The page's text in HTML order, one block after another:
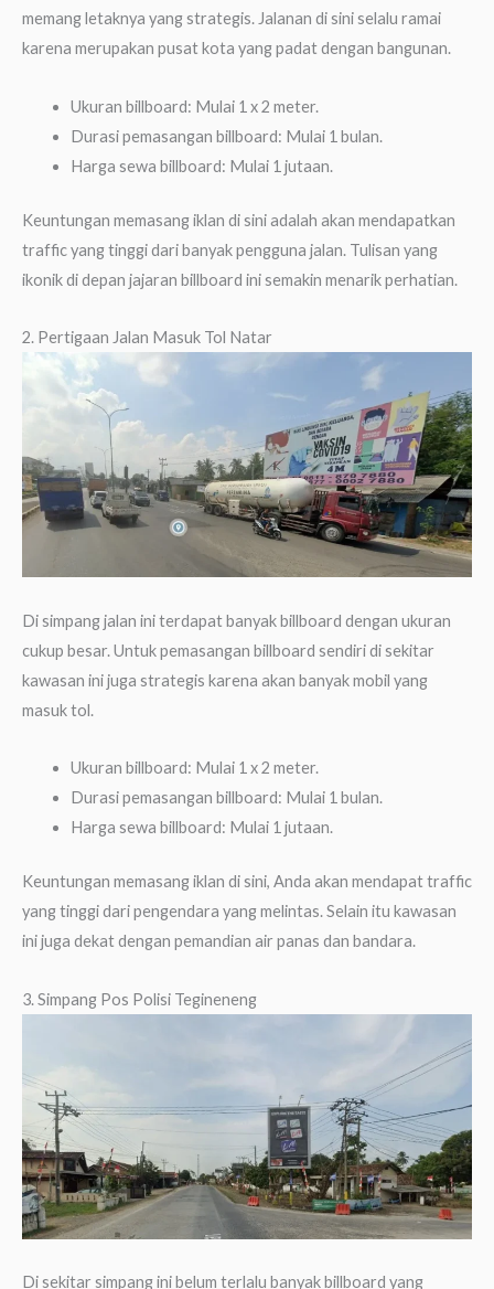
memang letaknya yang strategis. Jalanan di sini selalu ramai
karena merupakan pusat kota yang padat dengan bangunan.
Ukuran billboard: Mulai 1 x 2 meter.
Durasi pemasangan billboard: Mulai 1 bulan.
Harga sewa billboard: Mulai 1 jutaan.
Keuntungan memasang iklan di sini adalah akan mendapatkan
traffic yang tinggi dari banyak pengguna jalan. Tulisan yang
ikonik di depan jajaran billboard ini semakin menarik perhatian.
2. Pertigaan Jalan Masuk Tol Natar
Di simpang jalan ini terdapat banyak billboard dengan ukuran
cukup besar. Untuk pemasangan billboard sendiri di sekitar
kawasan ini juga strategis karena akan banyak mobil yang
masuk tol.
Ukuran billboard: Mulai 1 x 2 meter.
Durasi pemasangan billboard: Mulai 1 bulan.
Harga sewa billboard: Mulai 1 jutaan.
Keuntungan memasang iklan di sini, Anda akan mendapat traffic
yang tinggi dari pengendara yang melintas. Selain itu kawasan
ini juga dekat dengan pemandian air panas dan bandara.
3. Simpang Pos Polisi Tegineneng
Di sekitar simpang ini belum terlalu banyak billboard yang